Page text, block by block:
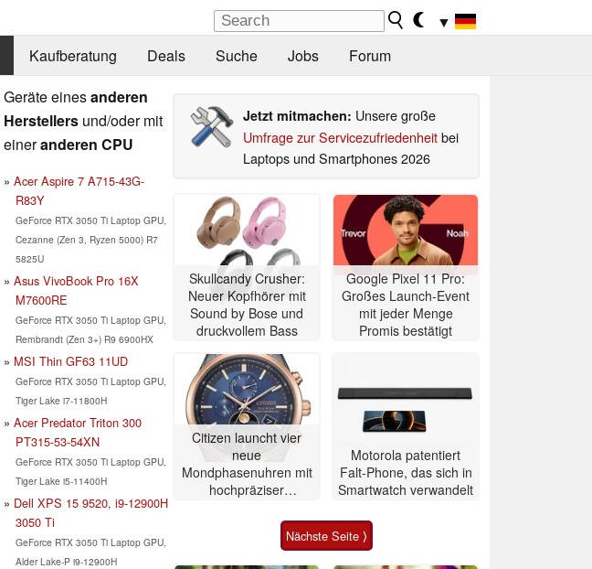
▼
Kaufberatung Deals Suche Jobs Forum
Geräte einesanderen
Herstellers und/oder mit
eineranderen CPU
Acer Aspire 7 A715-43G-
R83Y
GeForce RTX 3050 Ti Laptop GPU,
Cezanne (Zen 3, Ryzen 5000) R7
5825U
Asus VivoBook Pro 16X
M7600RE
GeForce RTX 3050 Ti Laptop GPU,
Rembrandt (Zen 3+) R9 6900HX
MSI Thin GF63 11UD
GeForce RTX 3050 Ti Laptop GPU,
Tiger Lake i7-11800H
Acer Predator Triton 300
PT315-53-54XN
GeForce RTX 3050 Ti Laptop GPU,
Tiger Lake i5-11400H
Dell XPS 15 9520, i9-12900H
3050 Ti
GeForce RTX 3050 Ti Laptop GPU,
Alder Lake-P i9-12900H
Jetzt mitmachen: Unsere große
Umfrage zur Servicezufriedenheitbei
Laptops und Smartphones 2026
Skullcandy Crusher:
Neuer Kopfhörer mit
Sound by Bose und
druckvollem Bass
Google Pixel 11 Pro:
Großes Launch-Event
mit jeder Menge
Promis bestätigt
Citizen launcht vier
neue
Mondphasenuhren mit
hochpräziser
Motorola patentiert
Falt-Phone, das sich in
Smartwatch verwandelt
Nächste Seite ⟩